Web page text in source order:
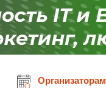
Организаторам